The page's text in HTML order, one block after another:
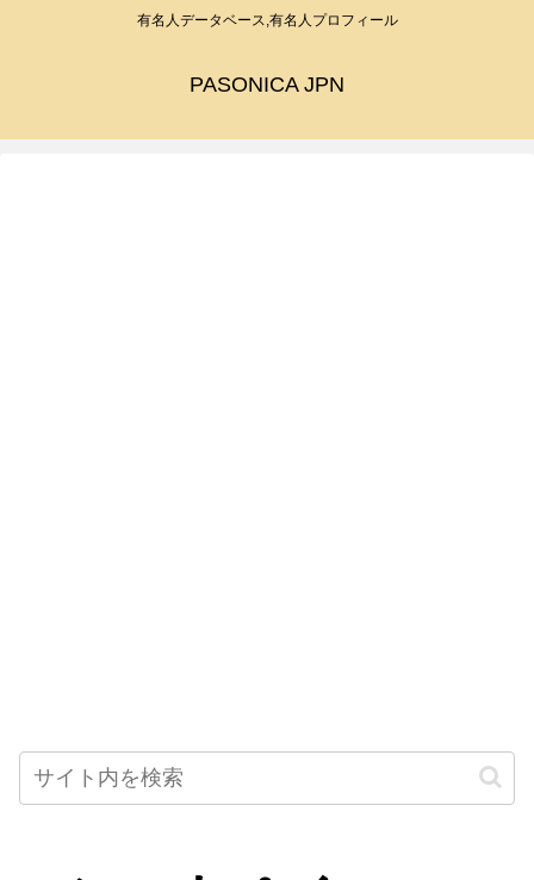
有名人データベース,有名人プロフィール
PASONICA JPN